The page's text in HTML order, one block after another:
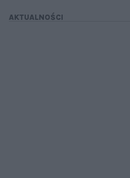
AKTUALNOŚCI